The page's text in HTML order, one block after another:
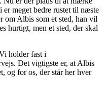
meget bedre rustet til næste
om Albis som et sted, han vil
hurtigt, men et sted, der skal
holder fast i
Det vigtigste er, at Albis
og for os, der står her hver